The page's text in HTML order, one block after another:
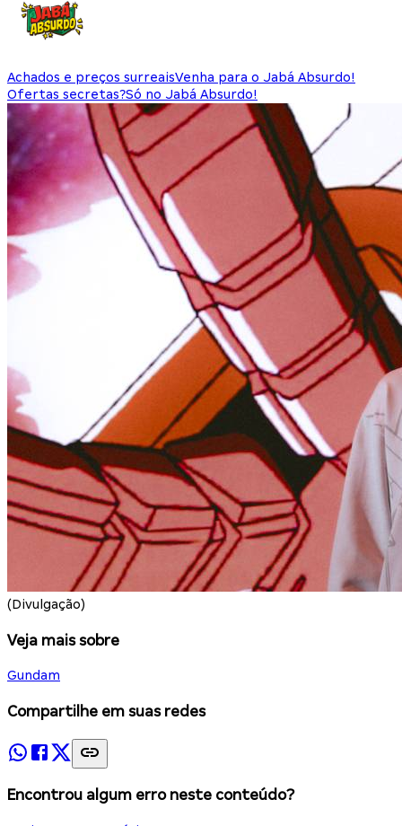
Achados e preços surreaisVenha para o Jabá Absurdo!
Ofertas secretas?Só no Jabá Absurdo!
(Divulgação)
Veja mais sobre
Gundam
Compartilhe em suas redes
Encontrou algum erro neste conteúdo?